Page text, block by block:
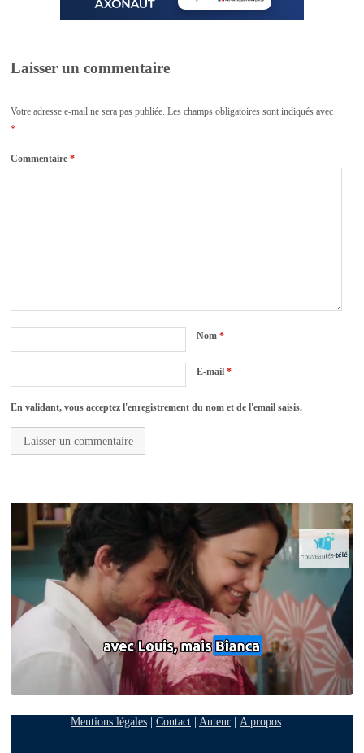
Laisser un commentaire
Votre adresse e-mail ne sera pas publiée. Les champs obligatoires sont indiqués avec
*
Commentaire*
Nom*
E-mail*
En validant, vous acceptez l'enregistrement du nom et de l'email saisis.
Mentions légales| Contact| Auteur| A propos